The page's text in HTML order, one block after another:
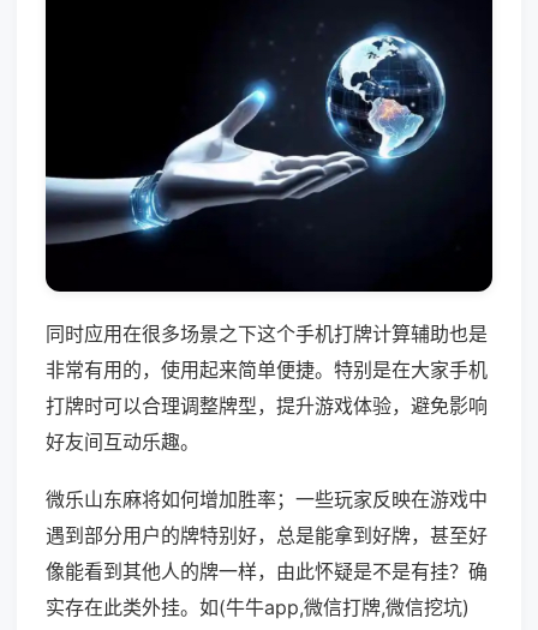
同时应用在很多场景之下这个手机打牌计算辅助也是
非常有用的，使用起来简单便捷。特别是在大家手机
打牌时可以合理调整牌型，提升游戏体验，避免影响
好友间互动乐趣。
微乐山东麻将如何增加胜率；一些玩家反映在游戏中
遇到部分用户的牌特别好，总是能拿到好牌，甚至好
像能看到其他人的牌一样，由此怀疑是不是有挂？确
实存在此类外挂。如(牛牛app,微信打牌,微信挖坑)